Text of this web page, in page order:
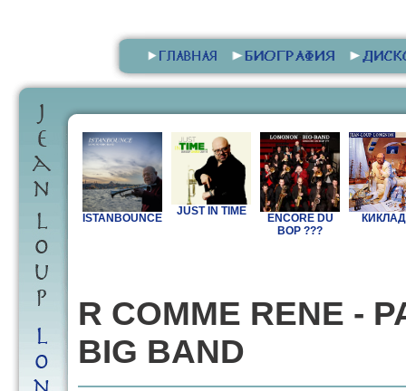
ISTANBOUNCE
JUST IN TIME
ENCORE DU
BOP ???
R COMME RENE -
BIG BAND